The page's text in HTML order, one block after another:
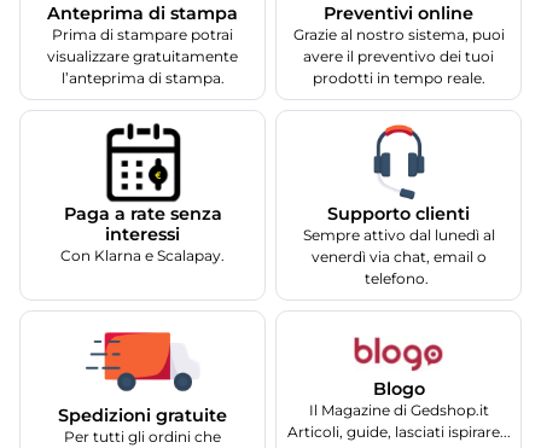
Anteprima di stampa
Prima di stampare potrai
visualizzare gratuitamente
l’anteprima di stampa.
Preventivi online
Grazie al nostro sistema, puoi
avere il preventivo dei tuoi
prodotti in tempo reale.
Paga a rate senza
interessi
Con Klarna e Scalapay.
Supporto clienti
Sempre attivo dal lunedì al
venerdì via chat, email o
telefono.
Spedizioni gratuite
Per tutti gli ordini che
Blogo
Il Magazine di Gedshop.it
Articoli, guide, lasciati ispirare...